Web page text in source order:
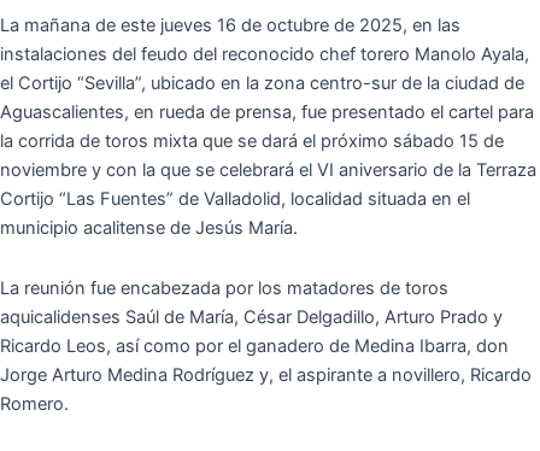
La mañana de este jueves 16 de octubre de 2025, en las
instalaciones del feudo del reconocido chef torero Manolo Ayala,
el Cortijo “Sevilla”, ubicado en la zona centro-sur de la ciudad de
Aguascalientes, en rueda de prensa, fue presentado el cartel para
la corrida de toros mixta que se dará el próximo sábado 15 de
noviembre y con la que se celebrará el VI aniversario de la Terraza
Cortijo “Las Fuentes” de Valladolid, localidad situada en el
municipio acalitense de Jesús María.
La reunión fue encabezada por los matadores de toros
aquicalidenses Saúl de María, César Delgadillo, Arturo Prado y
Ricardo Leos, así como por el ganadero de Medina Ibarra, don
Jorge Arturo Medina Rodríguez y, el aspirante a novillero, Ricardo
Romero.